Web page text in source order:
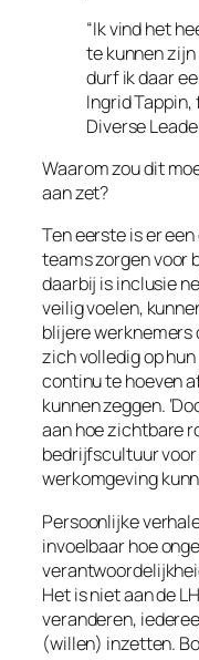
“Ik vind het
te kunnen
durf ik daar
Ingrid Tappin,
Diverse
Waarom zou dit
aan zet?
Ten eerste is er
teams zorgen voor
daarbij is inclusie
veilig voelen,
blijere werknemers
zich volledig op
continu te hoeven
kunnen zeggen.
aan hoe zichtbare
bedrijfscultuur
werkomgeving
Persoonlijke
invoelbaar hoe
Het is niet aan de
veranderen,
(willen) inzetten.